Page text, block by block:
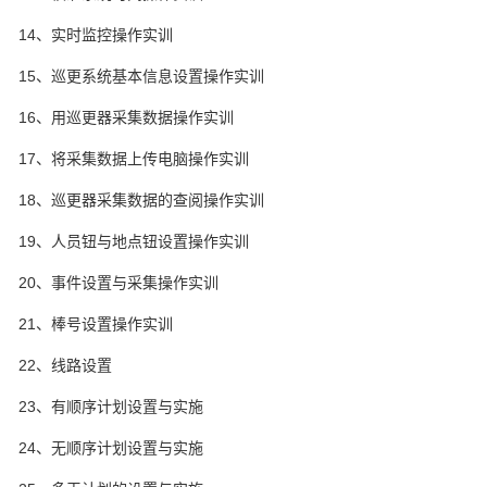
14、实时监控操作实训
15、巡更系统基本信息设置操作实训
16、用巡更器采集数据操作实训
17、将采集数据上传电脑操作实训
18、巡更器采集数据的查阅操作实训
19、人员钮与地点钮设置操作实训
20、事件设置与采集操作实训
21、棒号设置操作实训
22、线路设置
23、有顺序计划设置与实施
24、无顺序计划设置与实施